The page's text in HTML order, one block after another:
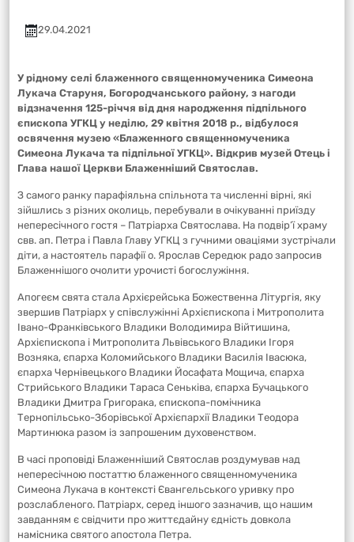
29.04.2021
У рідному селі блаженного священномученика Симеона
Лукача Старуня, Богородчанського району, з нагоди
відзначення 125-річчя від дня народження підпільного
єпископа УГКЦ у неділю, 29 квітня 2018 р., відбулося
освячення музею «Блаженного священномученика
Симеона Лукача та підпільної УГКЦ». Відкрив музей Отець і
Глава нашої Церкви Блаженніший Святослав.
З самого ранку парафіяльна спільнота та численні вірні, які
зійшлись з різних околиць, перебували в очікуванні приїзду
непересічного гостя – Патріарха Святослава. На подвір’ї храму
свв. ап. Петра і Павла Главу УГКЦ з гучними оваціями зустрічали
діти, а настоятель парафії о. Ярослав Середюк радо запросив
Блаженнішого очолити урочисті богослужіння.
Апогеєм свята стала Архієрейська Божественна Літургія, яку
звершив Патріарх у співслужінні Архієпископа і Митрополита
Івано-Франківського Владики Володимира Війтишина,
Архієпископа і Митрополита Львівського Владики Ігоря
Возняка, єпарха Коломийського Владики Василія Івасюка,
єпарха Чернівецького Владики Йосафата Мощича, єпарха
Стрийського Владики Тараса Сеньківа, єпарха Бучацького
Владики Дмитра Григорака, єпископа-помічника
Тернопільсько-Зборівської Архієпархії Владики Теодора
Мартинюка разом із запрошеним духовенством.
В часі проповіді Блаженніший Святослав роздумував над
непересічною постаттю блаженного священномученика
Симеона Лукача в контексті Євангельського уривку про
розслабленого. Патріарх, серед іншого зазначив, що нашим
завданням є свідчити про життєдайну єдність довкола
намісника святого апостола Петра.